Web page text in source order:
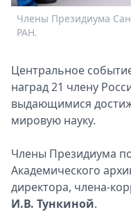
2026
Члены Президиума
РАН.
Центральное
наград 21 члену
выдающимися
мировую науку.
Члены Президиума
Академического
директора, члена-
И.В. Тункиной.